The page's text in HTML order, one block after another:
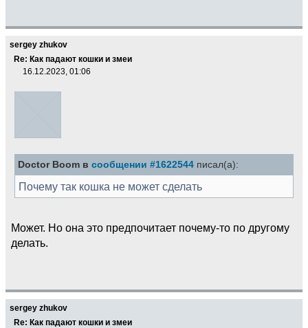
sergey zhukov
Re: Как падают кошки и змеи
16.12.2023, 01:06
Doctor Boom в сообщении #1622544 писал(а):
Почему так кошка не может сделать
Может. Но она это предпочитает почему-то по другому
делать.
sergey zhukov
Re: Как падают кошки и змеи